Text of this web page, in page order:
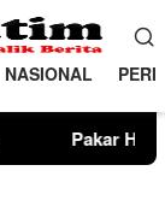
NASIONAL
Polri Tindak